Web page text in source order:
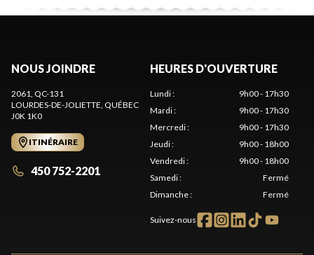
NOUS JOINDRE
2061, QC-131
LOURDES-DE-JOLIETTE , QUÉBEC
J0K 1K0
ITINÉRAIRE
450 752-2201
HEURES D'OUVERTURE
Lundi:
9h00 - 17h30
Mardi:
9h00 - 17h30
Mercredi:
9h00 - 17h30
Jeudi:
9h00 - 18h00
Vendredi:
9h00 - 18h00
Samedi:
Fermé
Dimanche: Fermé
Suivez-nous